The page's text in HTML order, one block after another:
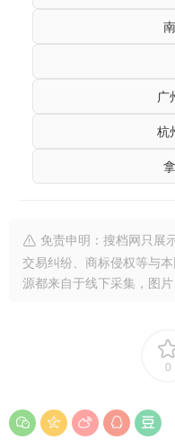
广
杭
免责申明：搜档网只展
交易纠纷、商标侵权等与
源都来自于线下采集，图
0